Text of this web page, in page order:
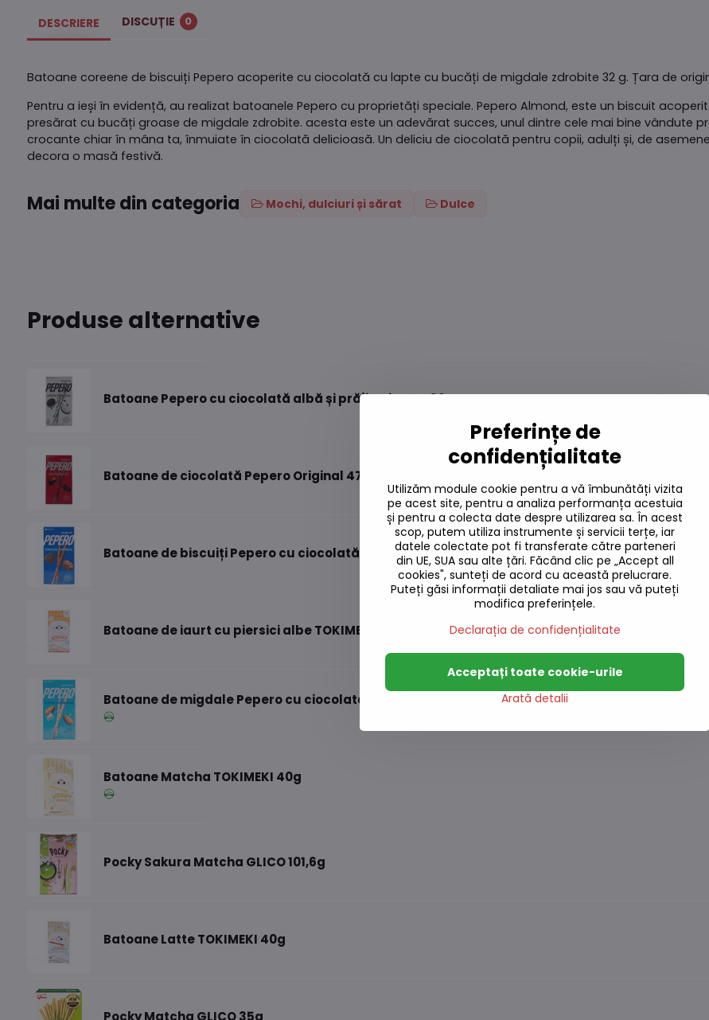
DESCRIERE DISCUȚIE 0
Batoane coreene de biscuiți Pepero acoperite cu ciocolată cu lapte cu bucăți de migdale zdrobite 32 g. Țara de
Pentru a ieși în evidență, au realizat batoanele Pepero cu proprietăți speciale. Pepero Almond, este un biscuit
presărat cu bucăți groase de migdale zdrobite. acesta este un adevărat succes, unul dintre cele mai bine vândute
crocante chiar în mâna ta, înmuiate în ciocolată delicioasă. Un deliciu de ciocolată pentru copii, adulți și, de
decora o masă festivă.
Mai multe din categoria Mochi, dulciuri și sărat Dulce
Produse alternative
Batoane Pepero cu ciocolată albă și prăjituri Lotte 32g
Batoane de ciocolată Pepero Original 47g
Batoane de biscuiți Pepero cu ciocolată Lotte 32g
Batoane de iaurt cu piersici albe TOKIMEKI 40g
Batoane de migdale Pepero cu ciocolată albă 32g
Batoane Matcha TOKIMEKI 40g
Pocky Sakura Matcha GLICO 101,6g
Batoane Latte TOKIMEKI 40g
Pocky Matcha GLICO 35g
Preferințe de
confidențialitate
Utilizăm module cookie pentru a vă îmbunătăți vizita
pe acest site, pentru a analiza performanța acestuia
și pentru a colecta date despre utilizarea sa. În acest
scop, putem utiliza instrumente și servicii terțe, iar
datele colectate pot fi transferate către parteneri
din UE, SUA sau alte țări. Făcând clic pe „Accept all
cookies", sunteți de acord cu această prelucrare.
Puteți găsi informații detaliate mai jos sau vă puteți
modifica preferințele.
Declarația de confidențialitate
Arată detalii
Acceptați toate cookie-urile